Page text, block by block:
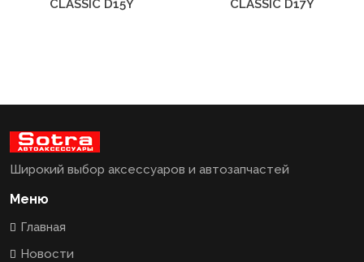
Широкий выбор аксессуаров и автозапчастей
Меню
Главная
Новости